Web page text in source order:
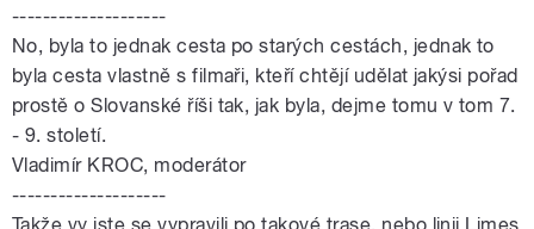
--------------------
No, byla to jednak cesta po starých cestách, jednak to
byla cesta vlastně s filmaři, kteří chtějí udělat jakýsi pořad
prostě o Slovanské říši tak, jak byla, dejme tomu v tom 7.
- 9. století.
Vladimír KROC, moderátor
--------------------